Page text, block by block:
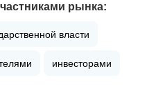
рынка:
власти
инвесторами